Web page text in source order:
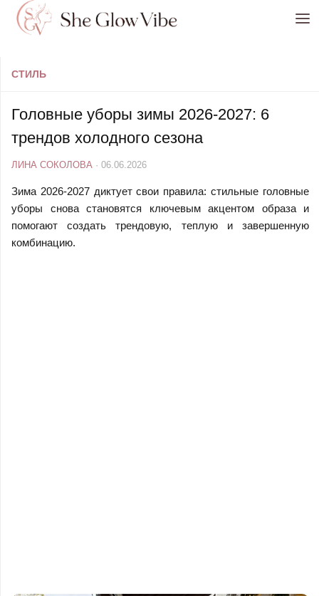
Перейти к содержимому
СТИЛЬ
Головные уборы зимы 2026-2027: 6
трендов холодного сезона
ЛИНА СОКОЛОВА · 06.06.2026
Зима 2026-2027 диктует свои правила: стильные головные
уборы снова становятся ключевым акцентом образа и
помогают создать трендовую, теплую и завершенную
комбинацию.